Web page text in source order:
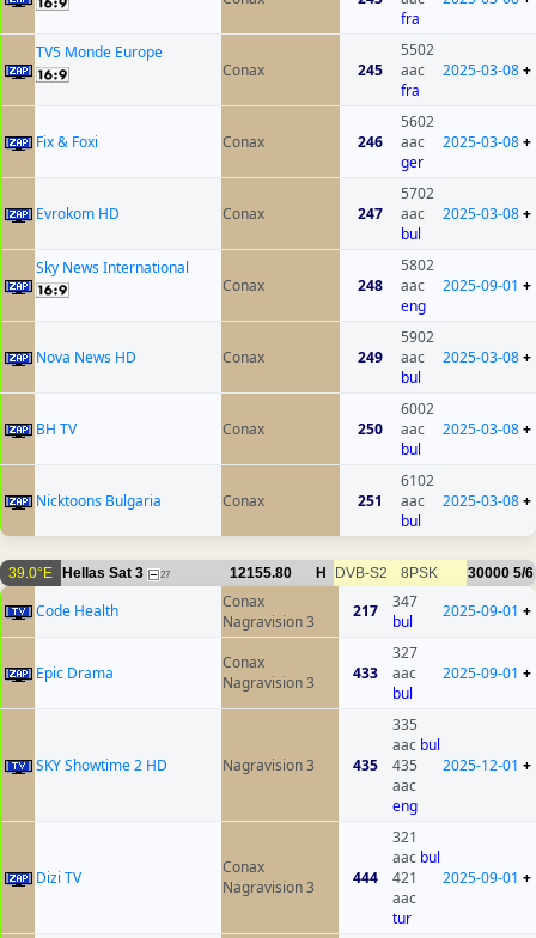
fra
TV5 Monde Europe
Conax
245
5502
aac
fra
2025-03-08+
Fix & Foxi Conax 246
5602
aac
ger
2025-03-08+
Evrokom HD Conax 247
5702
aac
bul
2025-03-08+
Sky News International
Conax
248
5802
aac
eng
2025-09-01 +
Nova News HD Conax 249
5902
aac
bul
2025-03-08+
BH TV Conax 250
6002
aac
bul
2025-03-08+
Nicktoons Bulgaria Conax 251
6102
aac
bul
2025-03-08+
39.0°E Hellas Sat 3 27 12155.80 H DVB-S2 8PSK 30000 5/6
Code Health
Conax
Nagravision 3
217
347
bul
2025-09-01 +
Epic Drama
Conax
Nagravision 3
433
327
aac
bul
2025-09-01 +
SKY Showtime 2 HD Nagravision 3 435
335
aac bul
435
aac
eng
2025-12-01 +
Dizi TV
Conax
Nagravision 3
444
321
aac bul
421
aac
tur
2025-09-01 +